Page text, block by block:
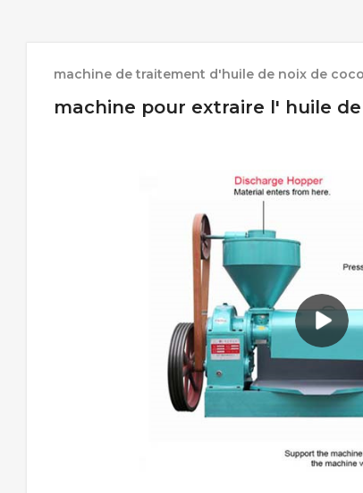
machine de traitement d'huile de noix de coco
machine pour extraire l' huile